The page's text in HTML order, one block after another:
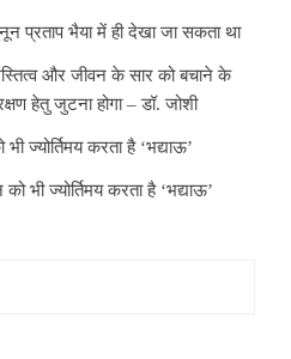
प्रताप भैया में ही देखा जा सकता था
और जीवन के सार को बचाने के
हेतु जुटना होगा – डॉ. जोशी
ज्योर्तिमय करता है ‘भद्याऊ’
भी ज्योर्तिमय करता है ‘भद्याऊ’